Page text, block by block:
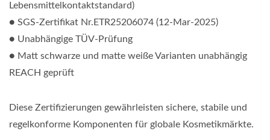
Lebensmittelkontaktstandard)
● SGS-Zertifikat Nr.ETR25206074 (12-Mar-2025)
● Unabhängige TÜV-Prüfung
● Matt schwarze und matte weiße Varianten unabhängig
REACH geprüft
Diese Zertifizierungen gewährleisten sichere, stabile und
regelkonforme Komponenten für globale Kosmetikmärkte.